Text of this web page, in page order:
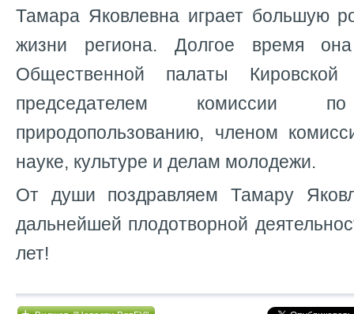
Тамара Яковлевна играет большую
жизни региона. Долгое время
Общественной палаты Кировской
председателем комиссии
природопользованию, членом
науке, культуре и делам молодежи.
От души поздравляем Тамару
дальнейшей плодотворной
лет!